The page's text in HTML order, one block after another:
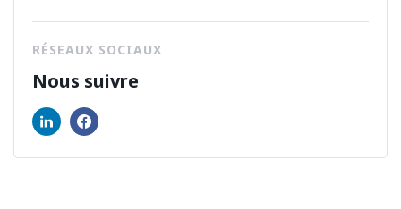
RÉSEAUX SOCIAUX
Nous suivre